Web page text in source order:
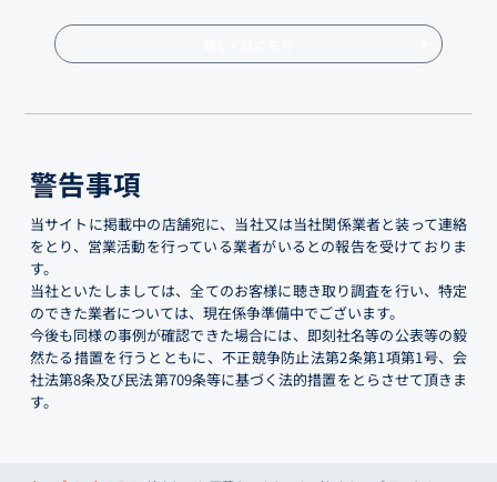
警告事項
当サイトに掲載中の店舗宛に、当社又は当社関係業者と装って連絡
をとり、営業活動を行っている業者がいるとの報告を受けておりま
す。
当社といたしましては、全てのお客様に聴き取り調査を行い、特定
のできた業者については、現在係争準備中でございます。
今後も同様の事例が確認できた場合には、即刻社名等の公表等の毅
然たる措置を行うとともに、不正競争防止法第2条第1項第1号、会
社法第8条及び民法第709条等に基づく法的措置をとらさせて頂きま
す。